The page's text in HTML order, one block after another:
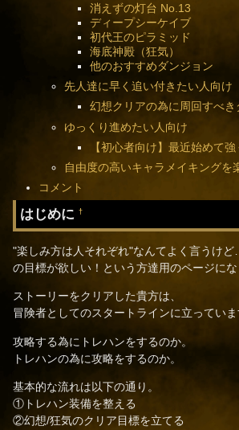
消えずの灯台 No.13
ディープシーケイブ
初代王のピラミッド
海底神殿（狂気）
他のおすすめダンジョン
先人達に早く追い付きたい人向け
幻想クリアの為に周回すべ
ゆっくり進めたい人向け
【初心者向け】最近始めて
自由度の高いキャラメイキングを
コメント
はじめに†
"楽しみ方は人それぞれ"なんてよく言うけ
の目標が欲しい！という方達用のページにな
ストーリーをクリアした貴方は、
冒険者としてのスタートラインに立ってい
攻略する為にトレハンをするのか。
トレハンの為に攻略をするのか。
基本的な流れは以下の通り。
①トレハン装備を整える
②幻想/狂気のクリア目標を立てる